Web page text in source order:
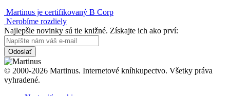
Martinus je certifikovaný B Corp
Nerobíme rozdiely
Najlepšie novinky sú tie knižné. Získajte ich ako prví:
Odoslať
© 2000-2026 Martinus. Internetové kníhkupectvo. Všetky práva
vyhradené.